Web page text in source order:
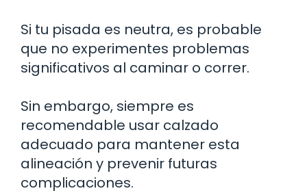
Si tu pisada es neutra, es probable
que no experimentes problemas
significativos al caminar o correr.
Sin embargo, siempre es
recomendable usar calzado
adecuado para mantener esta
alineación y prevenir futuras
complicaciones.